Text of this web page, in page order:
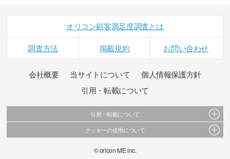
オリコン顧客満足度調査とは
調査方法 掲載規約 お問い合わせ
会社概要 当サイトについて
個人情報保護方針
引用・転載について
引用・転載について
当サイトで公開されている情報（文字、写真、イラスト、画像データ等）及びこれらの配
これらの情報を権利者の許可なく無断転載・複製などの二次利用を行うことは固く禁じてお
クッキーの使用について
このサイトでは Cookie を使用して、ユーザーに合わせたコンテンツや広告の表示、ソーシャ
© oricon ME inc.